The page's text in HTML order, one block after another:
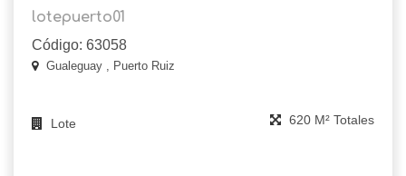
lotepuerto01
Código: 63058
Gualeguay , Puerto Ruiz
Lote 620 M² Totales